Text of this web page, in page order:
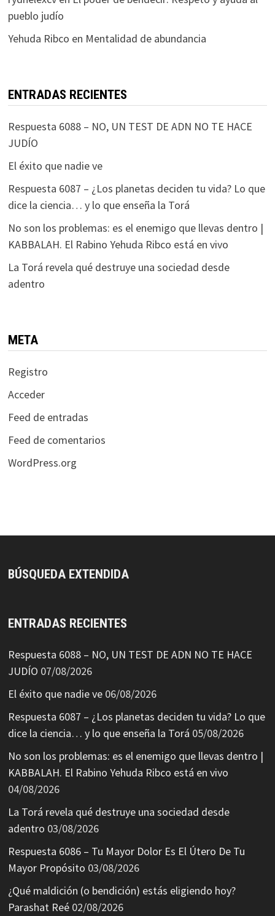
pueblo judío
Yehuda Ribco en Mentalidad de abundancia
ENTRADAS RECIENTES
Respuesta 6088 – NO, UN TEST DE ADN NO TE HACE
JUDÍO
El éxito que nadie ve
Respuesta 6087 – ¿Los planetas deciden tu vida? Lo que
dice la ciencia… y lo que enseña la Torá
No son los problemas: es el enemigo que llevas dentro |
KABBALAH. El Rabino Yehuda Ribco está en vivo
La Torá revela qué destruye una sociedad desde
adentro
META
Registro
Acceder
Feed de entradas
Feed de comentarios
WordPress.org
BÚSQUEDA EXTENDIDA
ENTRADAS RECIENTES
Respuesta 6088 – NO, UN TEST DE ADN NO TE HACE
JUDÍO 07/08/2026
El éxito que nadie ve 06/08/2026
Respuesta 6087 – ¿Los planetas deciden tu vida? Lo que
dice la ciencia… y lo que enseña la Torá 05/08/2026
No son los problemas: es el enemigo que llevas dentro |
KABBALAH. El Rabino Yehuda Ribco está en vivo
04/08/2026
La Torá revela qué destruye una sociedad desde
adentro 03/08/2026
Respuesta 6086 – Tu Mayor Dolor Es El Útero De Tu
Mayor Propósito 03/08/2026
¿Qué maldición (o bendición) estás eligiendo hoy?
Parashat Reé 02/08/2026